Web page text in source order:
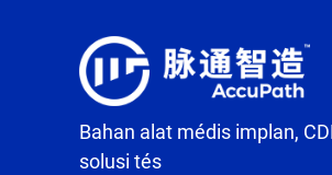
Bahan alat médis implan,
solusi tés